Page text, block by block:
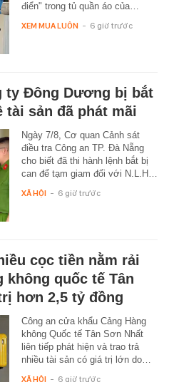
điển" trong tủ quần áo của…
XEM MUA LUÔN - 6 giờ trước
ty Đông Dương bị bắt
tài sản đã phát mãi
Ngày 7/8, Cơ quan Cảnh sát
điều tra Công an TP. Đà Nẵng
cho biết đã thi hành lệnh bắt bị
can để tạm giam đối với N.L.H…
XÃ HỘI - 6 giờ trước
cọc tiền nằm rải
không quốc tế Tân
hơn 2,5 tỷ đồng
Công an cửa khẩu Cảng Hàng
không Quốc tế Tân Sơn Nhất
liên tiếp phát hiện và trao trả
nhiều tài sản có giá trị lớn do…
XÃ HỘI - 6 giờ trước